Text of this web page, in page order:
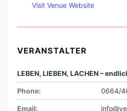
B
O
T
S
C
H
Visit Venue Website
VERANSTALTER
LEBEN, LIEBEN, LACHEN –
Phone: 0664/
Email: